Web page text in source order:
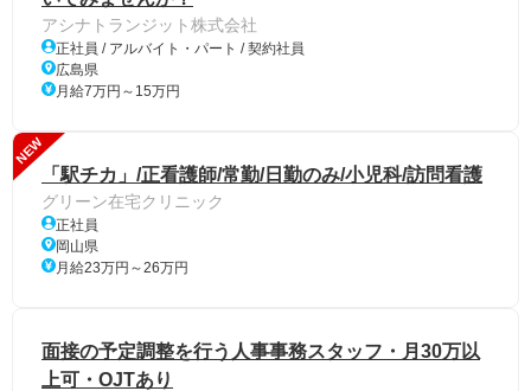
アシナトランジット株式会社
正社員 / アルバイト・パート / 契約社員
広島県
月給7万円～15万円
NEW
「駅チカ」/正看護師/常勤/日勤のみ/小児科/訪問看護
グリーン在宅クリニック
正社員
岡山県
月給23万円～26万円
面接の予定調整を行う人事事務スタッフ・月30万以
上可・OJTあり